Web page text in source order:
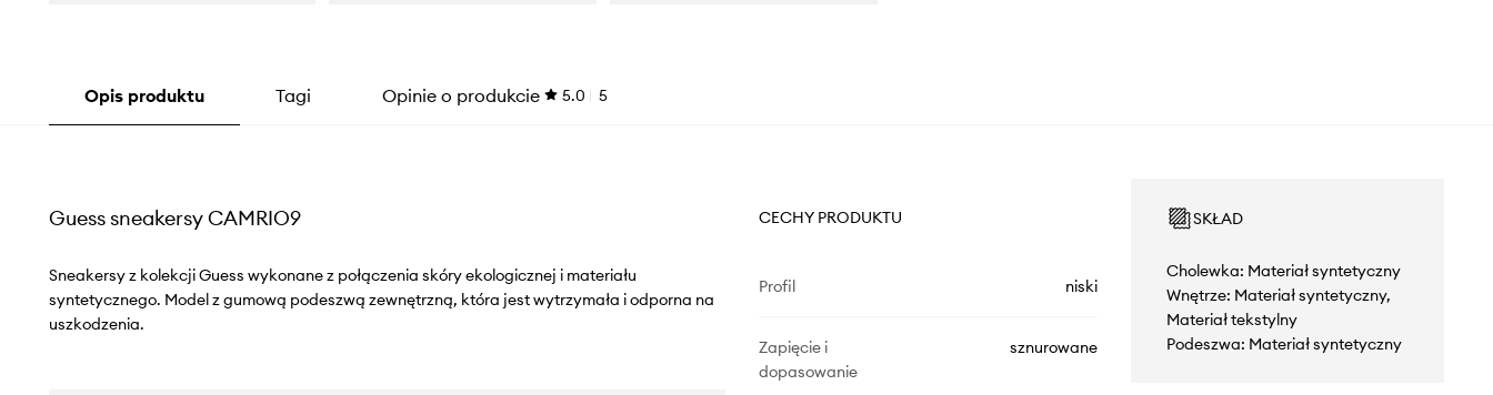
Opis produktu Tagi Opinie o produkcie 5.0 5
Guess sneakersy CAMRIO9
Sneakersy z kolekcji Guess wykonane z połączenia skóry ekologicznej i materiału
syntetycznego. Model z gumową podeszwą zewnętrzną, która jest wytrzymała i odporna na
uszkodzenia.
CECHY PRODUKTU
Profil niski
Zapięcie i
dopasowanie
sznurowane
SKŁAD
Cholewka: Materiał syntetyczny
Wnętrze: Materiał syntetyczny,
Materiał tekstylny
Podeszwa: Materiał syntetyczny